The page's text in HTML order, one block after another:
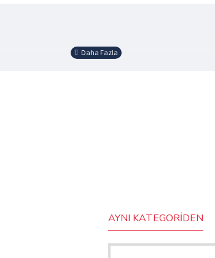
AYNI KATEGORIDEN